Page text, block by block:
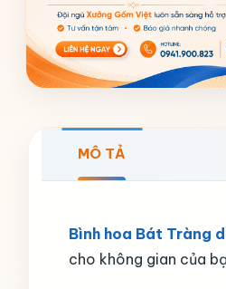
MÔ TẢ
Bình hoa Bát Tràng
cho không gian của